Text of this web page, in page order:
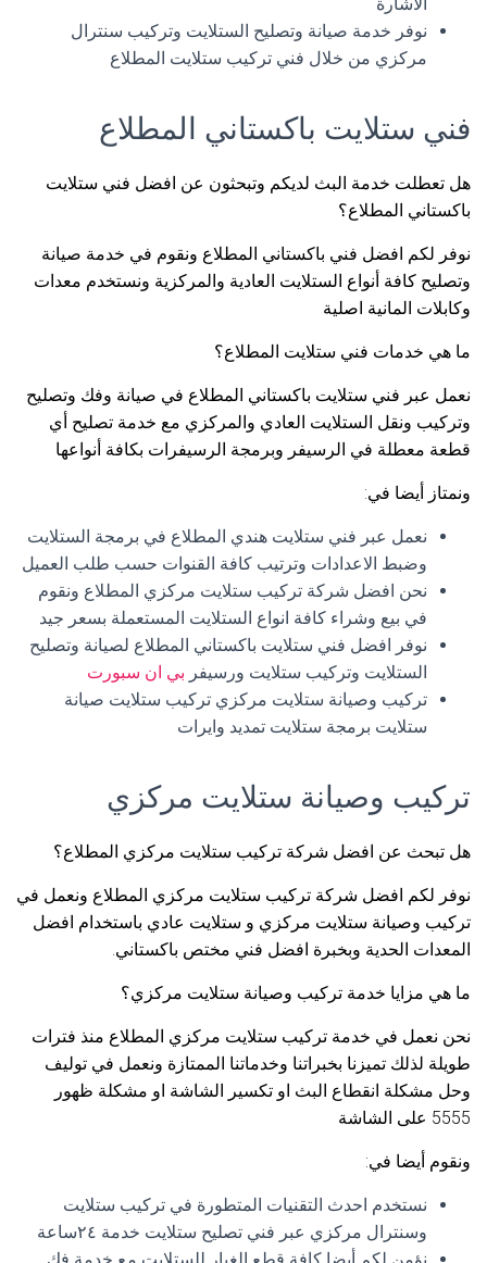
نوفر خدمة صيانة وتصليح الستلايت وتركيب سنترال
مركزي من خلال فني تركيب ستلايت المطلاع
فني ستلايت باكستاني المطلاع
هل تعطلت خدمة البث لديكم وتبحثون عن افضل فني ستلايت
باكستاني المطلاع؟
نوفر لكم افضل فني باكستاني المطلاع ونقوم في خدمة صيانة
وتصليح كافة أنواع الستلايت العادية والمركزية ونستخدم معدات
وكابلات المانية اصلية
ما هي خدمات فني ستلايت المطلاع؟
نعمل عبر فني ستلايت باكستاني المطلاع في صيانة وفك وتصليح
وتركيب ونقل الستلايت العادي والمركزي مع خدمة تصليح أي
قطعة معطلة في الرسيفر وبرمجة الرسيفرات بكافة أنواعها
ونمتاز أيضا في:
نعمل عبر فني ستلايت هندي المطلاع في برمجة الستلايت
وضبط الاعدادات وترتيب كافة القنوات حسب طلب العميل
نحن افضل شركة تركيب ستلايت مركزي المطلاع ونقوم
في بيع وشراء كافة انواع الستلايت المستعملة بسعر جيد
نوفر افضل فني ستلايت باكستاني المطلاع لصيانة وتصليح
الستلايت وتركيب ستلايت ورسيفر بي ان سبورت
تركيب وصيانة ستلايت مركزي تركيب ستلايت صيانة
ستلايت برمجة ستلايت تمديد وايرات
تركيب وصيانة ستلايت مركزي
هل تبحث عن افضل شركة تركيب ستلايت مركزي المطلاع؟
نوفر لكم افضل شركة تركيب ستلايت مركزي المطلاع ونعمل في
تركيب وصيانة ستلايت مركزي و ستلايت عادي باستخدام افضل
المعدات الحدية وبخبرة افضل فني مختص باكستاني.
ما هي مزايا خدمة تركيب وصيانة ستلايت مركزي؟
نحن نعمل في خدمة تركيب ستلايت مركزي المطلاع منذ فترات
طويلة لذلك تميزنا بخبراتنا وخدماتنا الممتازة ونعمل في توليف
وحل مشكلة انقطاع البث او تكسير الشاشة او مشكلة ظهور
5555 على الشاشة
ونقوم أيضا في:
نستخدم احدث التقنيات المتطورة في تركيب ستلايت
وسنترال مركزي عبر فني تصليح ستلايت خدمة ٢٤ساعة